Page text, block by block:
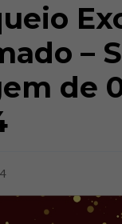
–
de